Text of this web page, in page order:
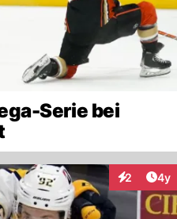
Serie bei
2 4y